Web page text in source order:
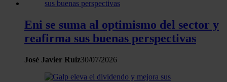
información sobre el uso que haga del sitio web con
nuestros partners de redes sociales, publicidad y análisis
web, quienes pueden combinarla con otra información
que les haya proporcionado o que hayan recopilado a
partir del uso que haya hecho de sus servicios.
Eni se suma al optimismo del sector y
reafirma sus buenas perspectivas
José Javier Ruiz30/07/2026